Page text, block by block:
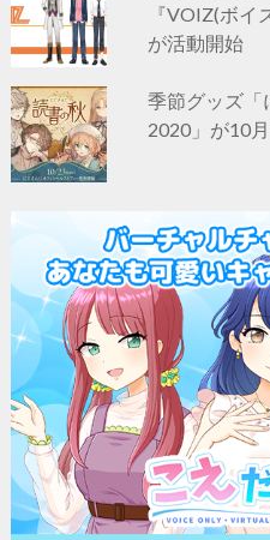
『VOIZ(ボ
が活動開始
季節グッズ「
2020」が10